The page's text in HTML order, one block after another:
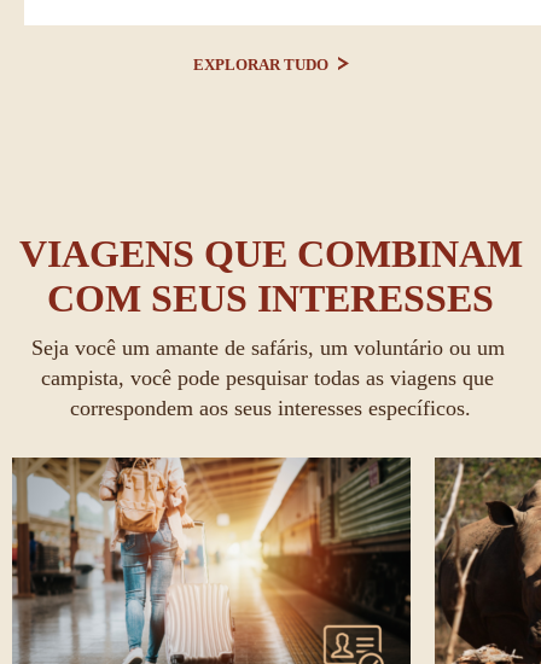
EXPLORAR TUDO
VIAGENS QUE COMBINAM
COM SEUS INTERESSES
Seja você um amante de safáris, um voluntário ou um
campista, você pode pesquisar todas as viagens que
correspondem aos seus interesses específicos.